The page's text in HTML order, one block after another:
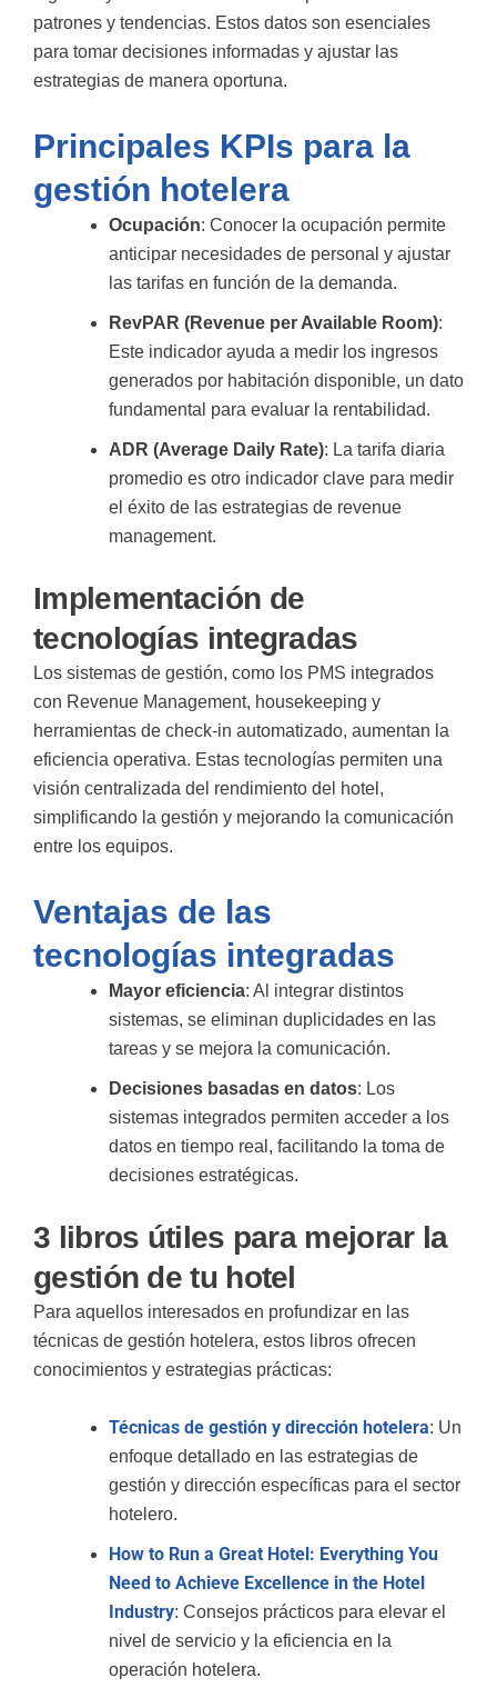
patrones y tendencias. Estos datos son esenciales
para tomar decisiones informadas y ajustar las
estrategias de manera oportuna.
Principales KPIs para la
gestión hotelera
Ocupación: Conocer la ocupación permite
anticipar necesidades de personal y ajustar
las tarifas en función de la demanda.
RevPAR (Revenue per Available Room):
Este indicador ayuda a medir los ingresos
generados por habitación disponible, un dato
fundamental para evaluar la rentabilidad.
ADR (Average Daily Rate): La tarifa diaria
promedio es otro indicador clave para medir
el éxito de las estrategias de revenue
management.
Implementación de
tecnologías integradas
Los sistemas de gestión, como los PMS integrados
con Revenue Management, housekeeping y
herramientas de check-in automatizado, aumentan la
eficiencia operativa. Estas tecnologías permiten una
visión centralizada del rendimiento del hotel,
simplificando la gestión y mejorando la comunicación
entre los equipos.
Ventajas de las
tecnologías integradas
Mayor eficiencia: Al integrar distintos
sistemas, se eliminan duplicidades en las
tareas y se mejora la comunicación.
Decisiones basadas en datos: Los
sistemas integrados permiten acceder a los
datos en tiempo real, facilitando la toma de
decisiones estratégicas.
3 libros útiles para mejorar la
gestión de tu hotel
Para aquellos interesados en profundizar en las
técnicas de gestión hotelera, estos libros ofrecen
conocimientos y estrategias prácticas:
Técnicas de gestión y dirección hotelera: Un
enfoque detallado en las estrategias de
gestión y dirección específicas para el sector
hotelero.
How to Run a Great Hotel: Everything You
Need to Achieve Excellence in the Hotel
Industry: Consejos prácticos para elevar el
nivel de servicio y la eficiencia en la
operación hotelera.